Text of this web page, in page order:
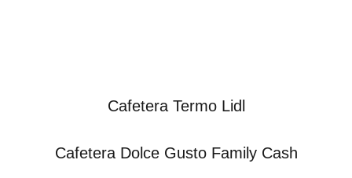
Cafetera Termo Lidl
Cafetera Dolce Gusto Family Cash